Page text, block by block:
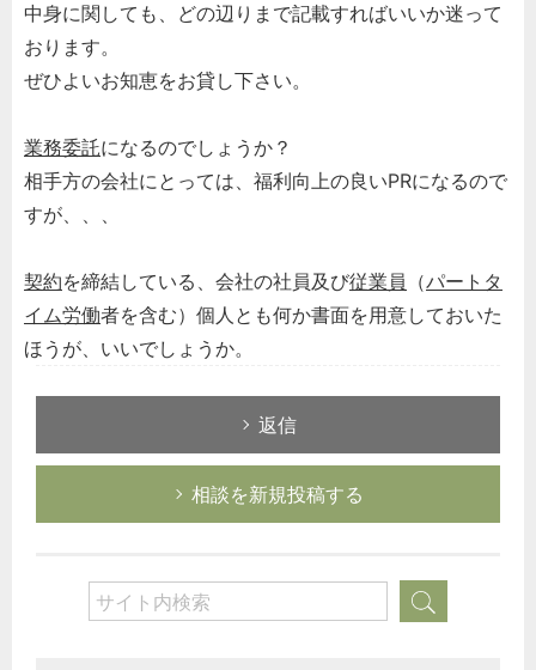
中身に関しても、どの辺りまで記載すればいいか迷って
おります。
ぜひよいお知恵をお貸し下さい。
業務委託になるのでしょうか？
相手方の会社にとっては、福利向上の良いPRになるので
すが、、、
契約を締結している、会社の社員及び従業員 （パートタ
イム労働者を含む）個人とも何か書面を用意しておいた
ほうが、いいでしょうか。
返信
相談を新規投稿する